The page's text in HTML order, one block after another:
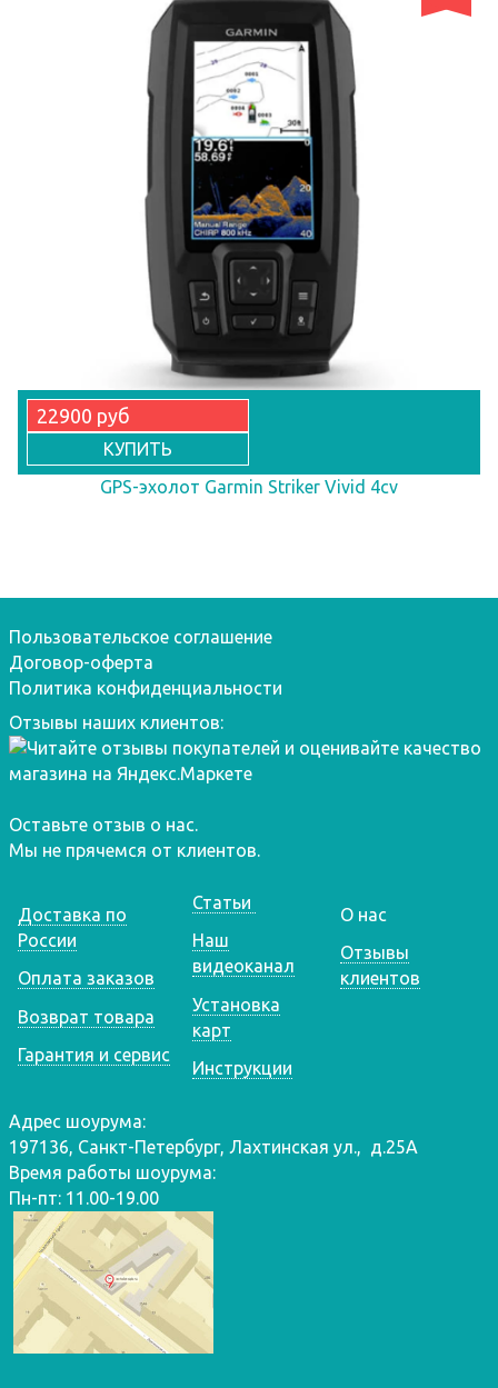
22900 руб
КУПИТЬ
GPS-эхолот Garmin Striker Vivid 4cv
Пользовательское соглашение
Договор-оферта
Политика конфиденциальности
Отзывы наших клиентов:
Оставьте отзыв о нас.
Мы не прячемся от клиентов.
Доставка по
России
Оплата заказов
Возврат товара
Гарантия и сервис
Статьи
Наш
видеоканал
Установка
карт
Инструкции
О нас
Отзывы
клиентов
Адрес шоурума:
197136, Санкт-Петербург, Лахтинская ул., д.25А
Время работы шоурума:
Пн-пт: 11.00-19.00